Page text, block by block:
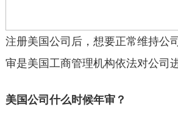
注册美国公司后，想要正常维持公
审是美国工商管理机构依法对公司
美国公司什么时候年审？